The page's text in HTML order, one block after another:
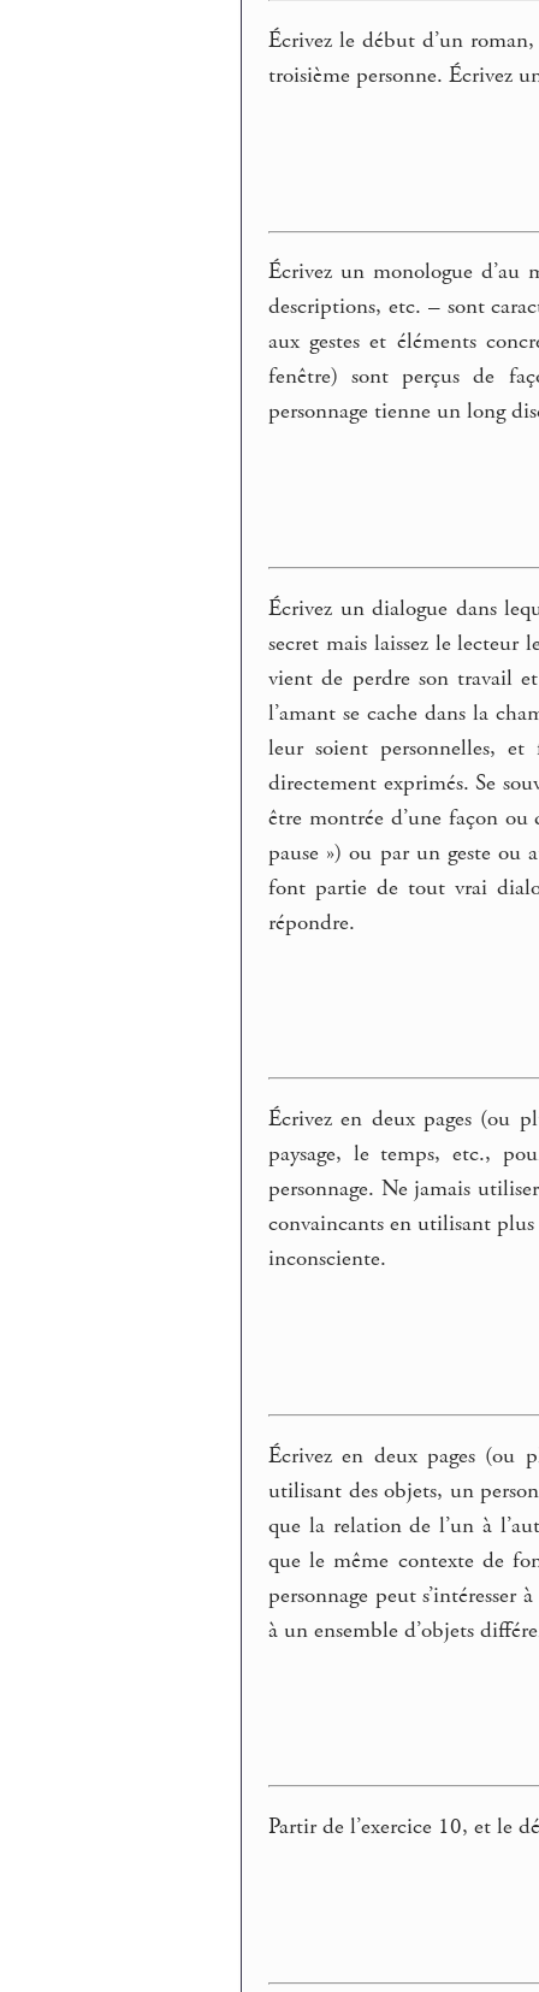
Écrivez le début d’un
troisième personne. Écrivez
Écrivez un monologue d’au
descriptions, etc. – sont
aux gestes et éléments
fenêtre) sont perçus de
personnage tienne un long
Écrivez un dialogue dans
secret mais laissez le
vient de perdre son travail
l’amant se cache dans la
leur soient personnelles,
directement exprimés. Se
être montrée d’une façon
pause ») ou par un geste ou
font partie de tout vrai
répondre.
Écrivez en deux pages (ou
paysage, le temps, etc.,
personnage. Ne jamais
convaincants en utilisant
inconsciente.
Écrivez en deux pages (ou
utilisant des objets, un
que la relation de l’un à
que le même contexte de
personnage peut
à un ensemble d’objets
Partir de l’exercice 10, et le